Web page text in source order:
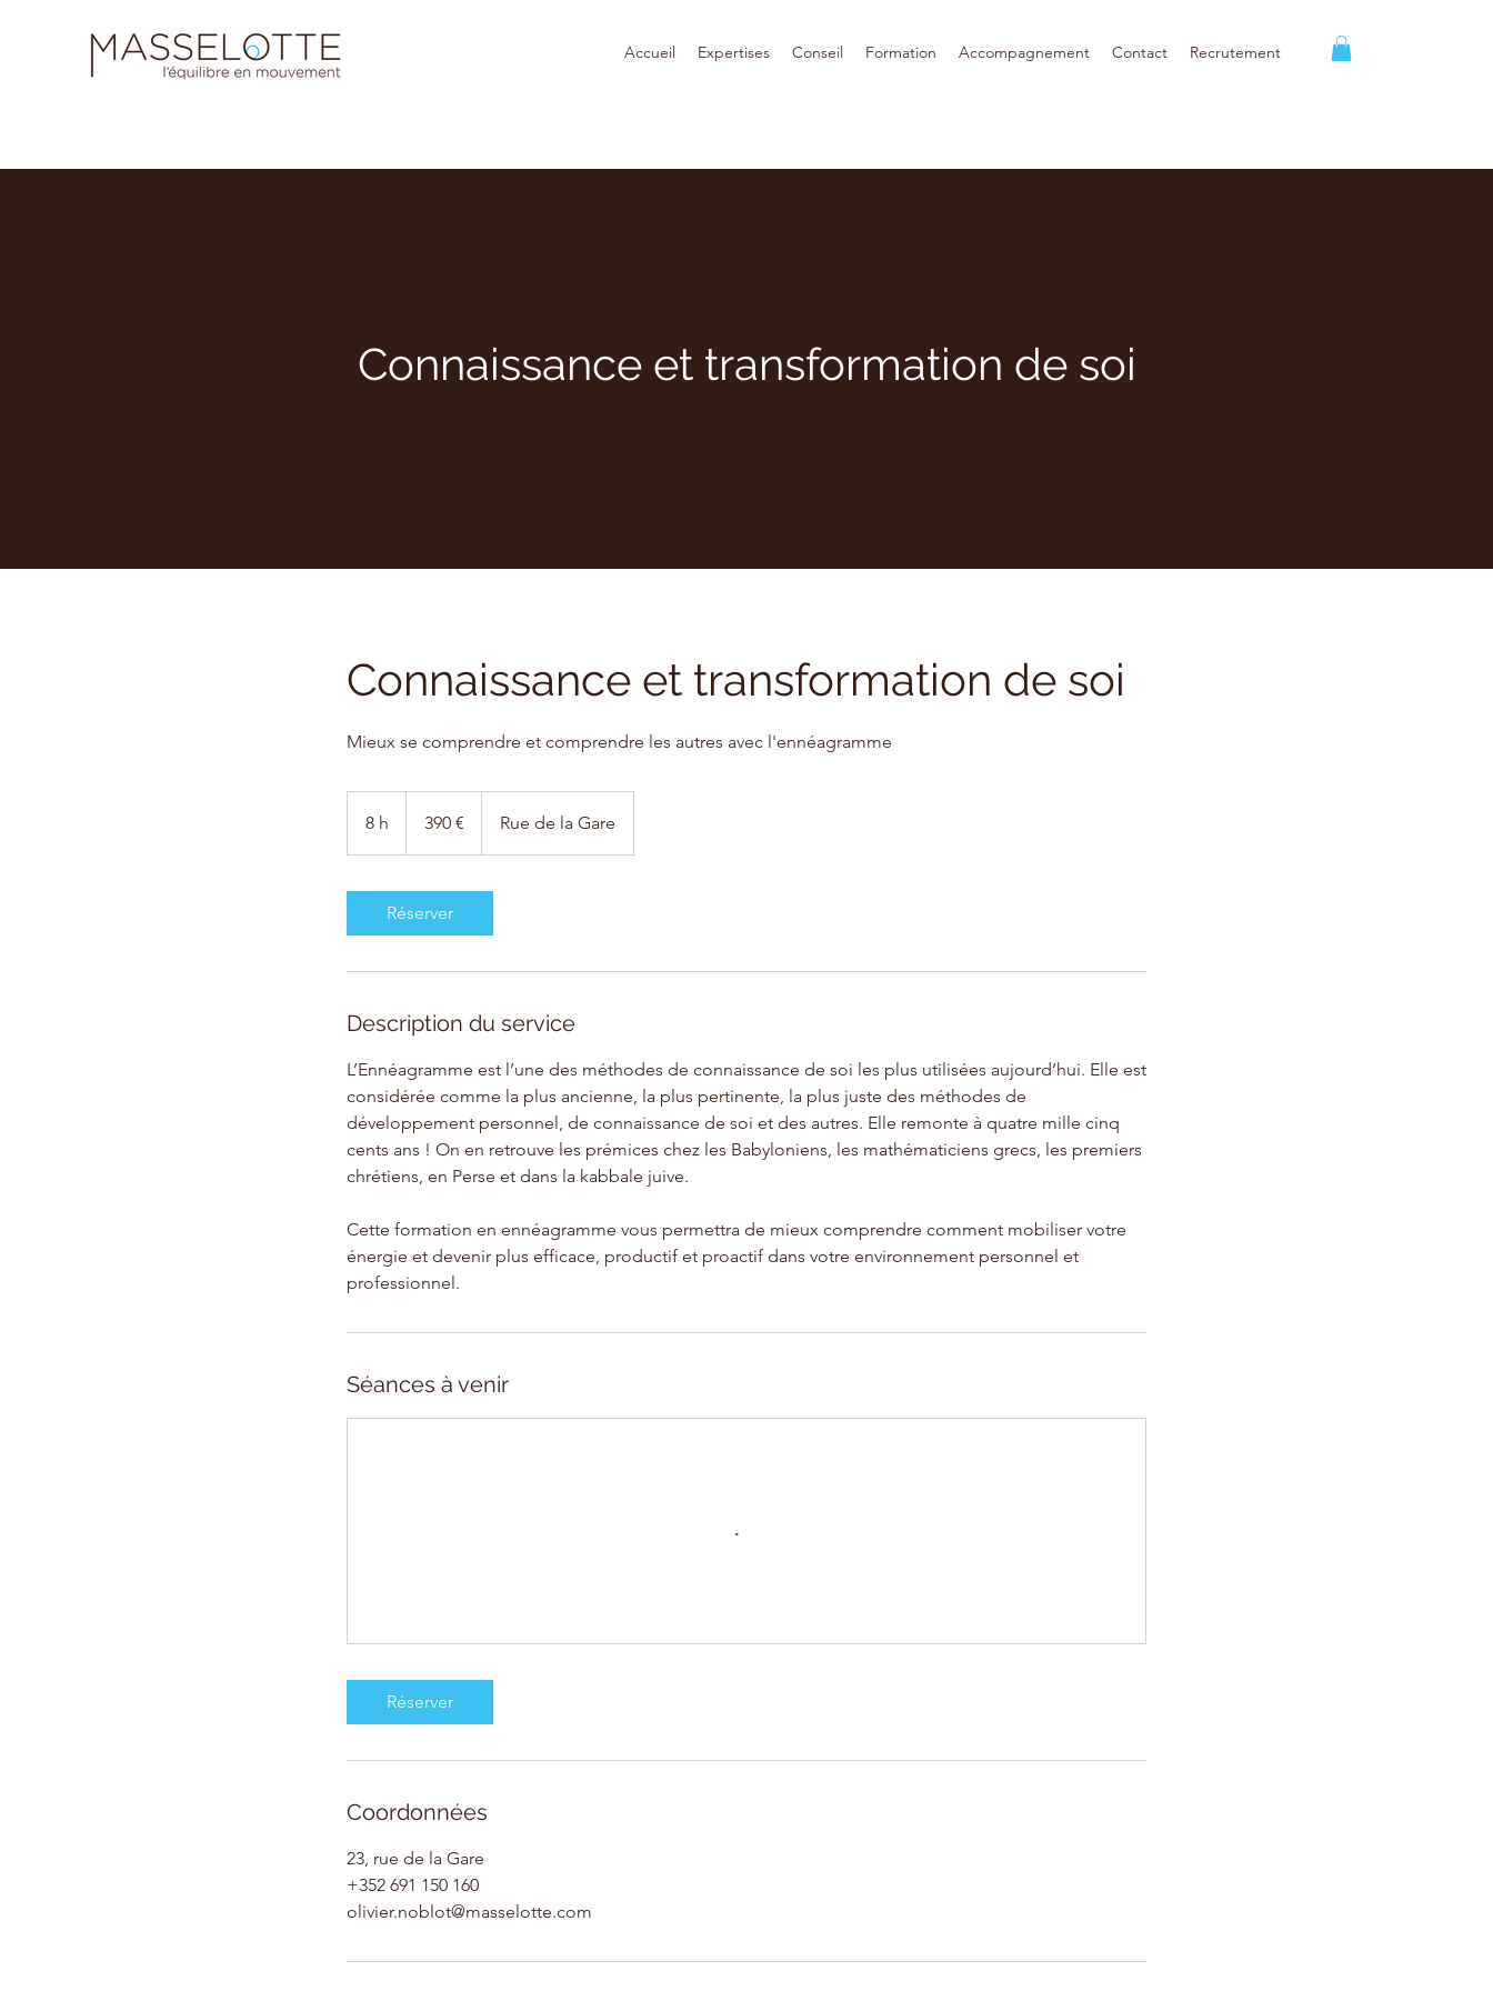
Accueil Expertises Conseil Formation Accompagnement Contact Recrutement
Connaissance et transformation de soi
Connaissance et transformation de soi
Mieux se comprendre et comprendre les autres avec l'ennéagramme
8 h 390 € Rue de la Gare
Réserver
Description du service
L’Ennéagramme est l’une des méthodes de connaissance de soi les plus utilisées aujourd’hui. Elle est
considérée comme la plus ancienne, la plus pertinente, la plus juste des méthodes de
développement personnel, de connaissance de soi et des autres. Elle remonte à quatre mille cinq
cents ans ! On en retrouve les prémices chez les Babyloniens, les mathématiciens grecs, les premiers
chrétiens, en Perse et dans la kabbale juive.
Cette formation en ennéagramme vous permettra de mieux comprendre comment mobiliser votre
énergie et devenir plus efficace, productif et proactif dans votre environnement personnel et
professionnel.
Séances à venir
Réserver
Coordonnées
23, rue de la Gare
+352 691 150 160
olivier.noblot@masselotte.com